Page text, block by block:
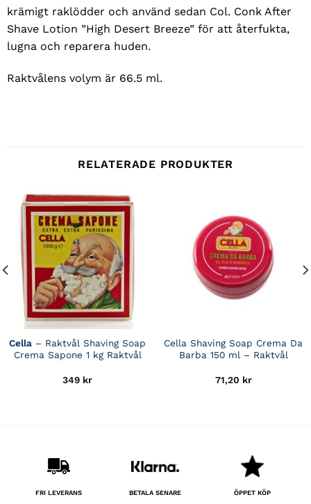
krämigt raklödder och använd sedan Col. Conk After
Shave Lotion ”High Desert Breeze” för att återfukta,
lugna och reparera huden.
Raktvålens volym är 66.5 ml.
RELATERADE PRODUKTER
Cella – Raktvål Shaving Soap
Crema Sapone 1 kg Raktvål
349 kr
Cella Shaving Soap Crema Da
Barba 150 ml – Raktvål
71,20 kr
FRI LEVERANS BETALA SENARE ÖPPET KÖP